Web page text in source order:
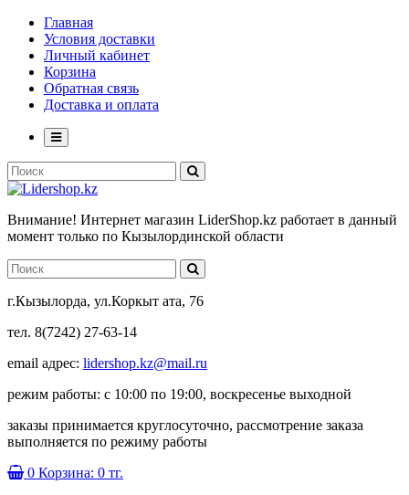
Главная
Условия доставки
Личный кабинет
Корзина
Обратная связь
Доставка и оплата
Внимание! Интернет магазин LiderShop.kz работает в данный
момент только по Кызылординской области
г.Кызылорда, ул.Коркыт ата, 76
тел. 8(7242) 27-63-14
email адрес: lidershop.kz@mail.ru
режим работы: с 10:00 по 19:00, воскресенье выходной
заказы принимается круглосуточно, рассмотрение заказа
выполняется по режиму работы
0 Корзина: 0 тг.